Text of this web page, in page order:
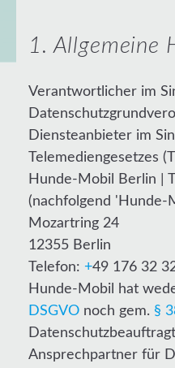
1. Allgemeine
Verantwortlicher im
Diensteanbieter im
Telemediengesetzes
Hunde-Mobil Berlin |
(nachfolgend 'Hunde-
Mozartring 24
12355 Berlin
Telefon: +49 176 32
Hunde-Mobil hat
DSGVO noch gem. §
Ansprechpartner für